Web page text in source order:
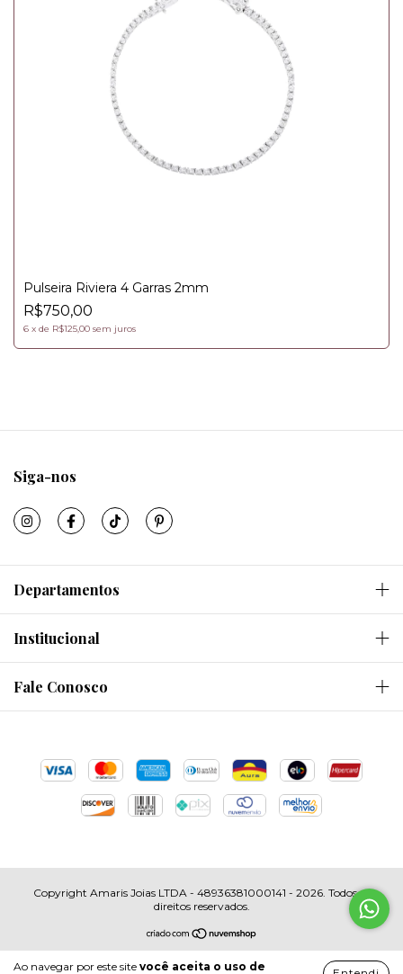
Ao navegar por este site você aceita o uso de
Pulseira Riviera 4 Garras 2mm
R$750,00
6 x de R$125,00 sem juros
Siga-nos
Departamentos
Institucional
Fale Conosco
Copyright Amaris Joias LTDA - 48936381000141 - 2026. Todos os
direitos reservados.